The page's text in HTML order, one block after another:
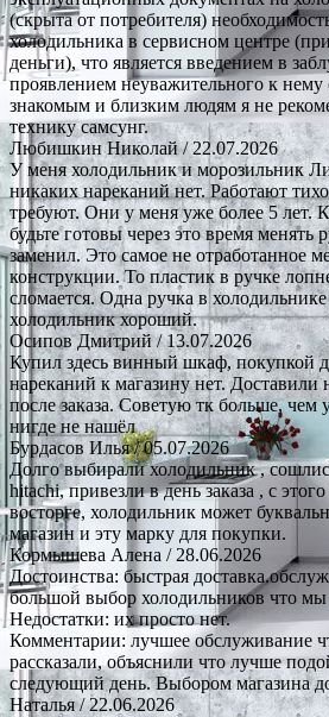
(скрыта от потребителя)
холодильника в сервисном центре
деньги), что является введением в
проявлением неуважительного к
знакомым и близким людям я не
технику самсунг.
Любишкин Николай/ 22.07.2026
У меня холодильник и морозильник
никаких нареканий нет. Работают
требуют. Они у меня уже более 5 лет.
будьте готовы через это время
заменил. Это самое не отработанное
конструкции. То пластик в ручке
сломается. Одна ручка в
холодильник хороший.
Осипов Дмитрий/ 13.07.2026
Купил здесь винный шкаф, покупкой
нареканий к магазину нет.
после заказа. Советую тк больше,
нигде не нашёл
Бурдасов Илья/ 05.07.2026
Долго выбирали холодильник ,
hitachi, привезли в день заказа , с
восторге, холодильник может
магазин и эту марку для покупки.
Кормышева Алена / 28.06.2026
Достоинства: быстрая
большой выбор холодильников что мы
Недостатки: их просто нет.
Комментарии: лучшее обслуживание
рассказали, объяснили что лучше
следующий день. Выбором магазина
Наталья/ 22.06.2026